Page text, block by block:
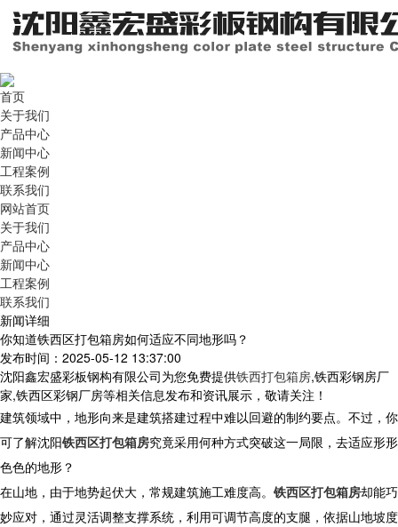
首页
关于我们
产品中心
新闻中心
工程案例
联系我们
网站首页
关于我们
产品中心
新闻中心
工程案例
联系我们
新闻详细
你知道铁西区打包箱房如何适应不同地形吗？
发布时间：2025-05-12 13:37:00
沈阳鑫宏盛彩板钢构有限公司为您免费提供铁西打包箱房,铁西彩钢房厂
家,铁西区彩钢厂房等相关信息发布和资讯展示，敬请关注！
建筑领域中，地形向来是建筑搭建过程中难以回避的制约要点。不过，你
可了解沈阳铁西区打包箱房究竟采用何种方式突破这一局限，去适应形形
色色的地形？
在山地，由于地势起伏大，常规建筑施工难度高。 铁西区打包箱房却能巧
妙应对，通过灵活调整支撑系统，利用可调节高度的支腿，依据山地坡度